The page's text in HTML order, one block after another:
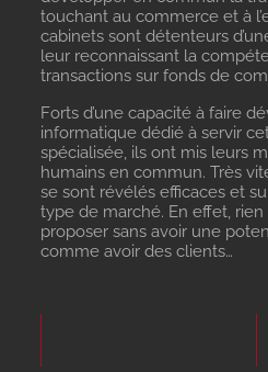
touchant au commerce et à
cabinets sont détenteurs
leur reconnaissant la
transactions sur fonds de
Forts d’une capacité à faire
informatique dédié à servir
spécialisée, ils ont mis leurs
humains en commun. Très
se sont révélés efficaces et
type de marché. En effet, rien
proposer sans avoir une
comme avoir des clients…